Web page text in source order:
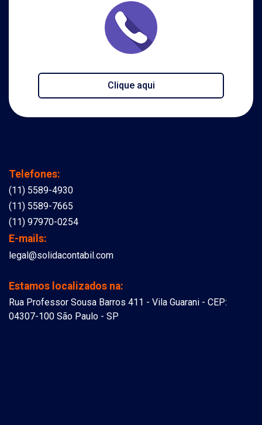
Clique aqui
Telefones:
(11) 5589-4930
(11) 5589-7665
(11) 97970-0254
E-mails:
legal@solidacontabil.com
Estamos localizados na:
Rua Professor Sousa Barros 411 - Vila Guarani - CEP:
04307-100 São Paulo - SP